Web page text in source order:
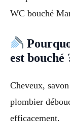
WC bouché
est bouché
Cheveux,
plombier
efficacement.